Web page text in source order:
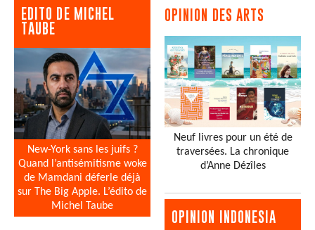
EDITO DE MICHEL
TAUBE
New-York sans les juifs ?
Quand l’antisémitisme woke
de Mamdani déferle déjà
sur The Big Apple. L’édito de
Michel Taube
OPINION DES ARTS
Neuf livres pour un été de
traversées. La chronique
d’Anne Dézîles
OPINION INDONESIA